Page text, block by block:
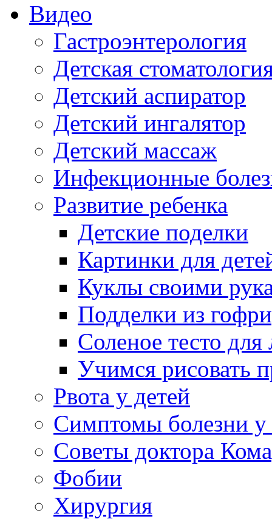
Видео
Гастроэнтерология
Детская
Детский аспиратор
Детский ингалятор
Детский массаж
Инфекционные
Развитие ребенка
Детские поделки
Картинки для
Куклы своими
Подделки из
Соленое тесто для
Учимся рисовать
Рвота у детей
Симптомы болезни у
Советы доктора
Фобии
Хирургия